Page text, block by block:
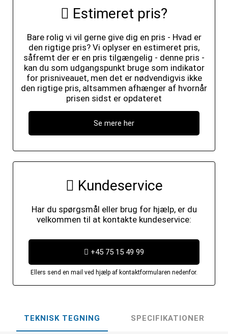
Estimeret pris?
Bare rolig vi vil gerne give dig en pris - Hvad er
den rigtige pris? Vi oplyser en estimeret pris,
såfremt der er en pris tilgængelig - denne pris -
kan du som udgangspunkt bruge som indikator
for prisniveauet, men det er nødvendigvis ikke
den rigtige pris, altsammen afhænger af hvornår
prisen sidst er opdateret
Se mere her
Kundeservice
Har du spørgsmål eller brug for hjælp, er du
velkommen til at kontakte kundeservice:
+45 75 15 49 99
Ellers send en mail ved hjælp af kontaktformularen nedenfor.
TEKNISK TEGNING SPECIFIKATIONER